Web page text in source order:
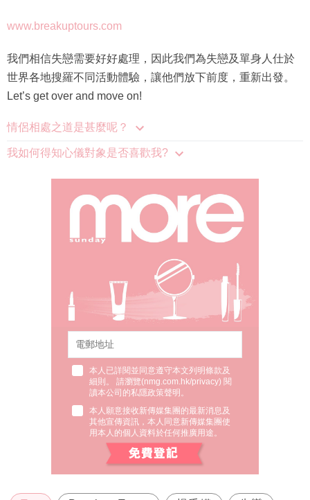
www.breakuptours.com
我們相信失戀需要好好處理，因此我們為失戀及單身人仕於
世界各地搜羅不同活動體驗，讓他們放下前度，重新出發。
Let’s get over and move on!
情侶相處之道是甚麼呢？
我如何得知心儀對象是否喜歡我?
本人已詳閱並同意遵守本文列明條款及
細則。 請瀏覽(nmg.com.hk/privacy) 閱
讀本公司的私隱政策聲明。
本人願意接收新傳媒集團的最新消息及
其他宣傳資訊，本人同意新傳媒集團使
用本人的個人資料於任何推廣用途。